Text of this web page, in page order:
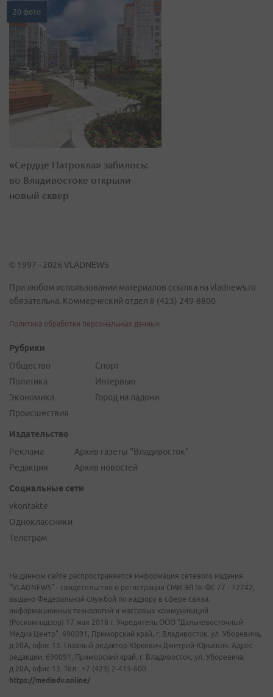
20 фото
«Сердце Патрокла» забилось:
во Владивостоке открыли
новый сквер
© 1997 - 2026 VLADNEWS
При любом использовании материалов ссылка на vladnews.ru
обязательна. Коммерческий отдел 8 (423) 249-8800
Политика обработки персональных данных
Рубрики
Общество
Политика
Экономика
Происшествия
Спорт
Интервью
Город на ладони
Издательство
Реклама
Редакция
Архив газеты "Владивосток"
Архив новостей
Социальные сети
vkontakte
Одноклассники
Телеграм
На данном сайте распространяется информация сетевого издания
"VLADNEWS" - свидетельство о регистрации СМИ ЭЛ № ФС 77 - 72742,
выдано Федеральной службой по надзору в сфере связи,
информационных технологий и массовых коммуникаций
(Роскомнадзор) 17 мая 2018 г. Учредитель ООО "Дальневосточный
Медиа Центр". 690091, Приморский край, г. Владивосток, ул. Уборевича,
д.20А, офис 13. Главный редактор Юркевич Дмитрий Юрьевич. Адрес
редакции: 690091, Приморский край, г. Владивосток, ул. Уборевича,
д.20А, офис 13. Тел.: +7 (423) 2-415-600.
https://mediadv.online/